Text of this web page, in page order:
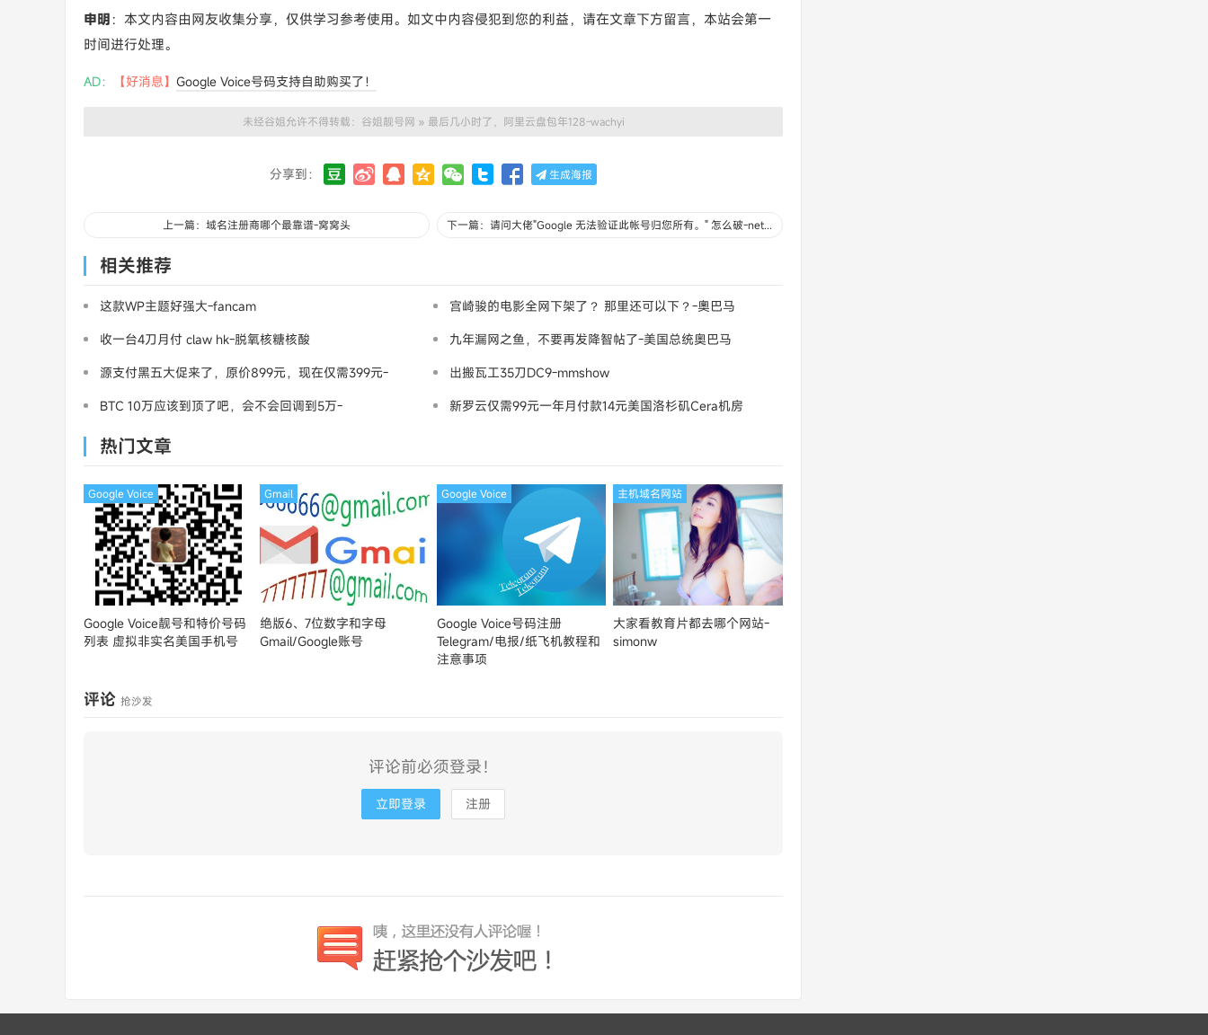
申明 ：本文内容由网友收集分享，仅供学习参考使用。如文中内容侵犯到您的利益，请在文章下方留言，本站会第一
时间进行处理。
AD： 【好消息】 Google Voice号码支持自助购买了！
未经谷姐允许不得转载： 谷姐靓号网 » 最后几小时了，阿里云盘包年128-wachyi
分享到： 生成海报
上一篇：域名注册商哪个最靠谱-窝窝头 下一篇：请问大佬"Google 无法验证此帐号归您所有。" 怎么破-netAlchemist
相关推荐
这款WP主题好强大-fancam
宫崎骏的电影全网下架了？ 那里还可以下？-奧巴马
收一台4刀月付 claw hk-脱氧核糖核酸
九年漏网之鱼，不要再发降智帖了-美国总统奥巴马
源支付黑五大促来了，原价899元，现在仅需399元-
出搬瓦工35刀DC9-mmshow
BTC 10万应该到顶了吧，会不会回调到5万-
新罗云仅需99元一年月付款14元美国洛杉矶Cera机房
热门文章
Google Voice靓号和特价号码
列表 虚拟非实名美国手机号
Google Voice
绝版6、7位数字和字母
Gmail/Google账号
Gmail
Google Voice号码注册
Telegram/电报/纸飞机教程和
注意事项
Google Voice
大家看教育片都去哪个网站-
simonw
主机域名网站
评论 抢沙发
评论前必须登录！
立即登录 注册